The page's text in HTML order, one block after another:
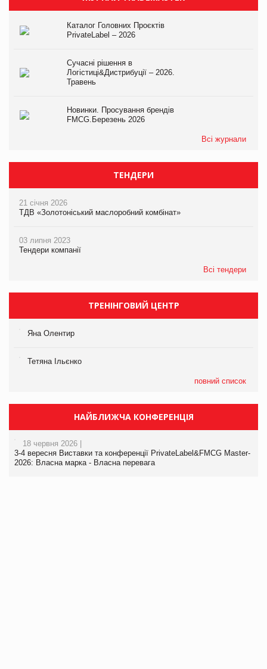
Каталог Головних Проєктів
PrivateLabel – 2026
Сучасні рішення в
Логістиці&Дистрибуції – 2026.
Травень
Новинки. Просування брендів
FMCG.Березень 2026
Всі журнали
ТЕНДЕРИ
21 січня 2026
ТДВ «Золотоніський маслоробний комбінат»
03 липня 2023
Тендери компанії
Всі тендери
ТРЕНІНГОВИЙ ЦЕНТР
Яна Олентир
Тетяна Ільєнко
повний список
НАЙБЛИЖЧА КОНФЕРЕНЦІЯ
18 червня 2026 |
3-4 вересня Виставки та конференції PrivateLabel&FMCG Master-
2026: Власна марка - Власна перевага